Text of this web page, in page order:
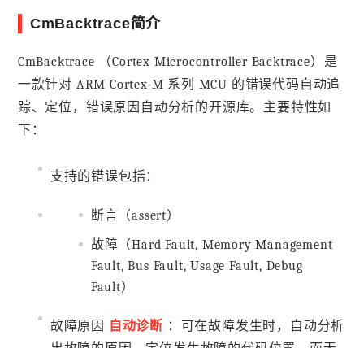
CmBacktrace简介
CmBacktrace （Cortex Microcontroller Backtrace）是
一款针对 ARM Cortex-M 系列 MCU 的错误代码自动追
踪、定位，错误原因自动分析的开源库。主要特性如
下：
支持的错误包括：
断言（assert）
故障（Hard Fault, Memory Management
Fault, Bus Fault, Usage Fault, Debug
Fault）
故障原因 自动诊断 ：可在故障发生时，自动分析